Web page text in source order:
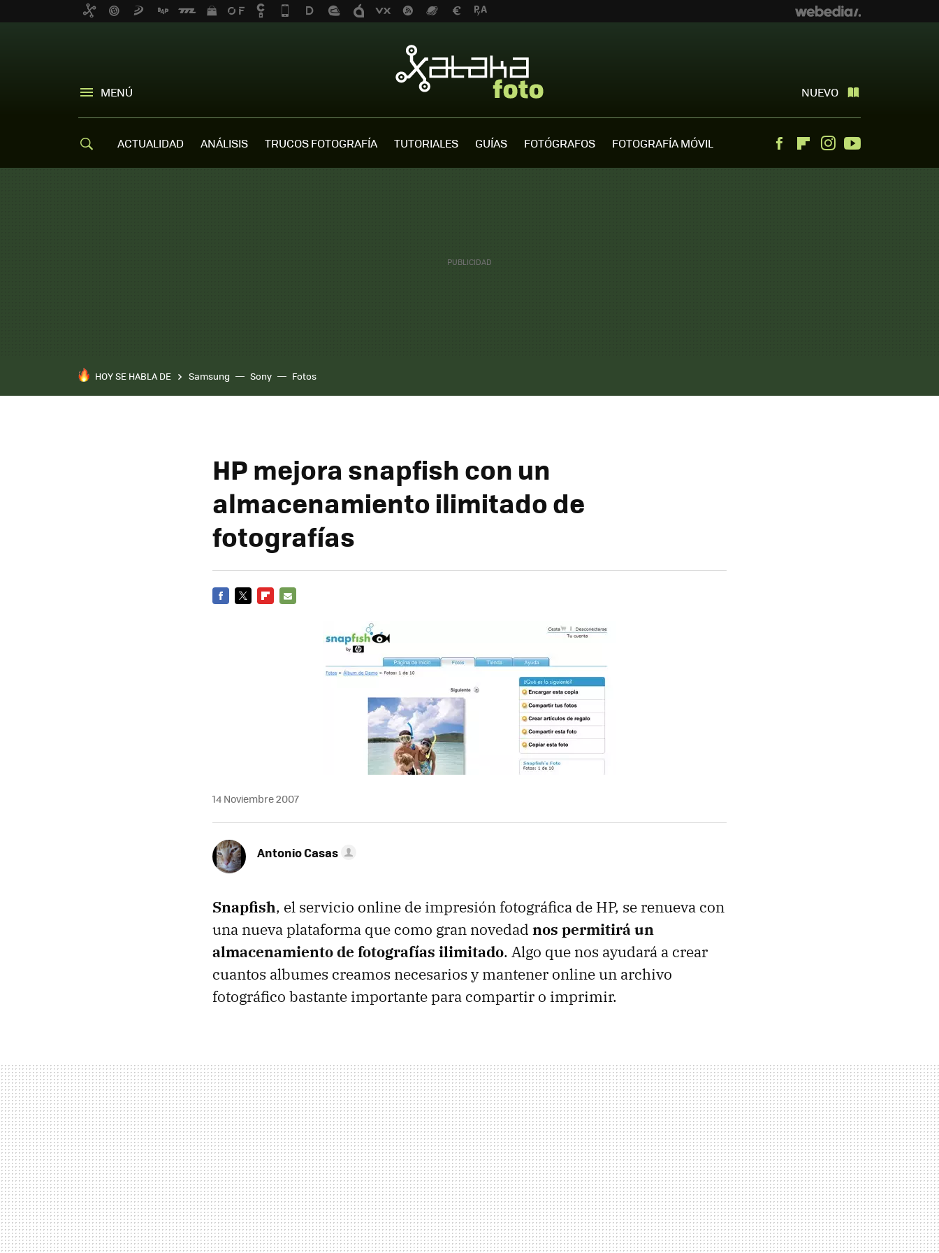
MENÚ NUEVO
ACTUALIDAD ANÁLISIS TRUCOS FOTOGRAFÍA TUTORIALES GUÍAS FOTÓGRAFOS FOTOGRAFÍA MÓVIL FacebookFlipboardInstagram
HOY SE HABLA DE Samsung Sony Fotos
HP mejora snapfish con un
almacenamiento ilimitado de
fotografías
14 Noviembre 2007
Antonio Casas
Snapfish, el servicio online de impresión fotográfica de HP, se renueva con
una nueva plataforma que como gran novedad nos permitirá un
almacenamiento de fotografías ilimitado. Algo que nos ayudará a crear
cuantos albumes creamos necesarios y mantener online un archivo
fotográfico bastante importante para compartir o imprimir.